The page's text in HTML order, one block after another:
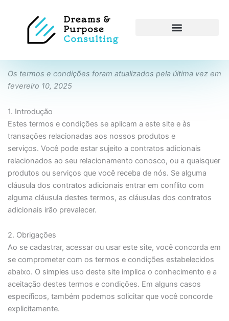
Os termos e condições foram atualizados pela última vez em
fevereiro 10, 2025
1. Introdução
Estes termos e condições se aplicam a este site e às
transações relacionadas aos nossos produtos e
serviços. Você pode estar sujeito a contratos adicionais
relacionados ao seu relacionamento conosco, ou a quaisquer
produtos ou serviços que você receba de nós. Se alguma
cláusula dos contratos adicionais entrar em conflito com
alguma cláusula destes termos, as cláusulas dos contratos
adicionais irão prevalecer.
2. Obrigações
Ao se cadastrar, acessar ou usar este site, você concorda em
se comprometer com os termos e condições estabelecidos
abaixo. O simples uso deste site implica o conhecimento e a
aceitação destes termos e condições. Em alguns casos
específicos, também podemos solicitar que você concorde
explicitamente.